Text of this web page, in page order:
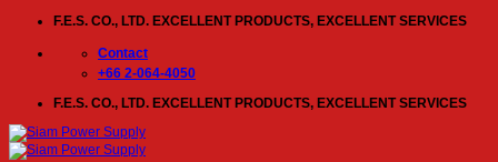
content
F.E.S. CO., LTD. EXCELLENT PRODUCTS, EXCELLENT SERVICES
Contact
+66 2-064-4050
F.E.S. CO., LTD. EXCELLENT PRODUCTS, EXCELLENT SERVICES